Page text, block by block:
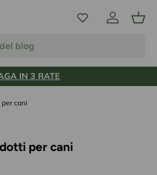
Accedi
IN 3 RATE
cani
per cani